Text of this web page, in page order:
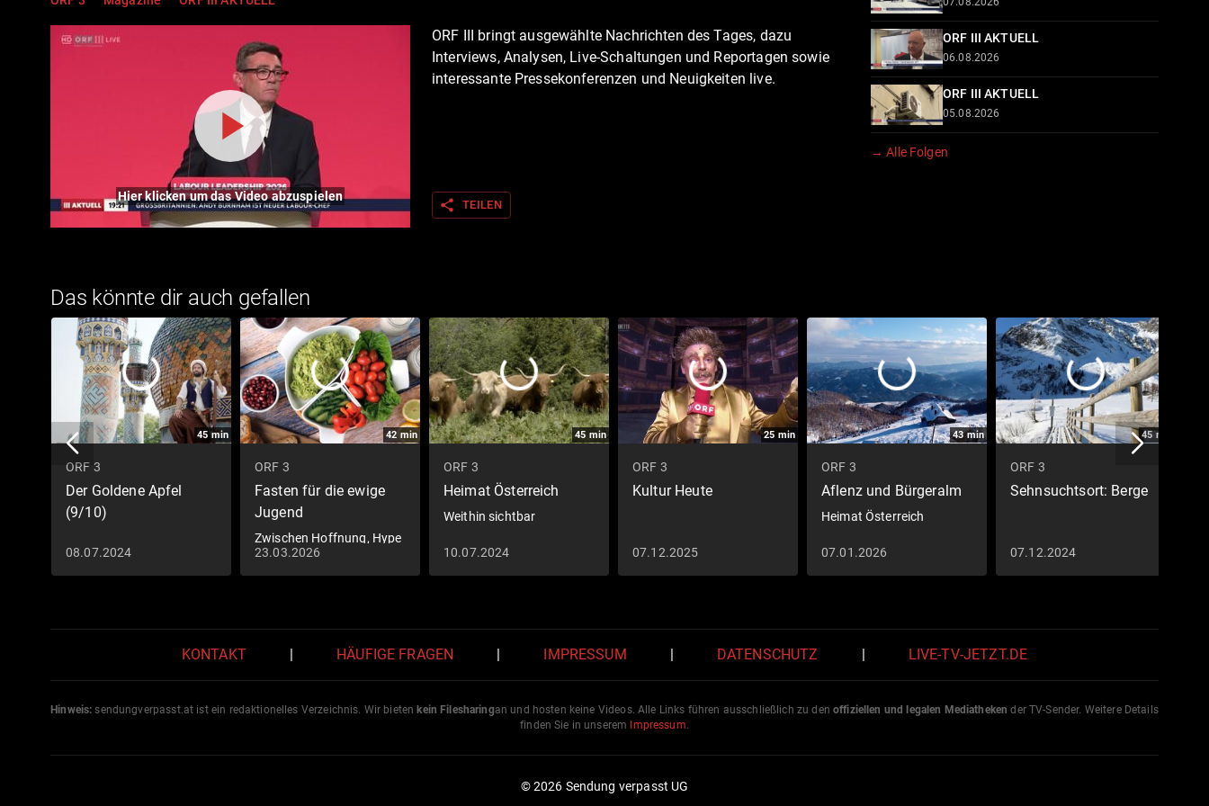
Hier klicken um das Video abzuspielen
ORF III bringt ausgewählte Nachrichten des Tages, dazu
Interviews, Analysen, Live-Schaltungen und Reportagen sowie
interessante Pressekonferenzen und Neuigkeiten live.
share TEILEN
ORF III AKTUELL
06.08.2026
ORF III AKTUELL
05.08.2026
→ Alle Folgen
Das könnte dir auch gefallen
45min
ORF 3
Der Goldene Apfel
(9/10)
08.07.2024
42 min
ORF 3
Fasten für die ewige
Jugend
Zwischen Hoffnung, Hype
und Risiko
23.03.2026
45 min
ORF 3
Heimat Österreich
Weithin sichtbar
10.07.2024
25 min
ORF 3
Kultur Heute
07.12.2025
43min
ORF 3
Aflenz und Bürgeralm
Heimat Österreich
07.01.2026
45 min
ORF 3
Sehnsuchtsort: Berge
07.12.2024
KONTAKT HÄUFIGE FRAGEN IMPRESSUM DATENSCHUTZ LIVE-TV-JETZT.DE
Hinweis: sendungverpasst.at ist ein redaktionelles Verzeichnis. Wir bieten kein Filesharingan und hosten keine Videos. Alle Links führen ausschließlich zu den offiziellen und legalen Mediatheken der TV-Sender. Weitere Details
finden Sie in unserem Impressum.
© 2026 Sendung verpasst UG